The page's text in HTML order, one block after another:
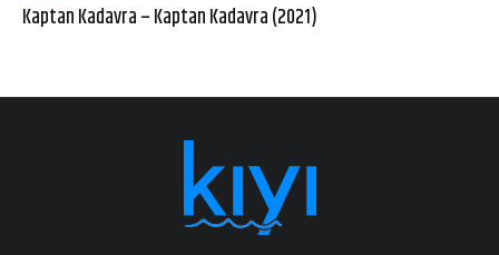
Kaptan Kadavra – Kaptan Kadavra (2021)